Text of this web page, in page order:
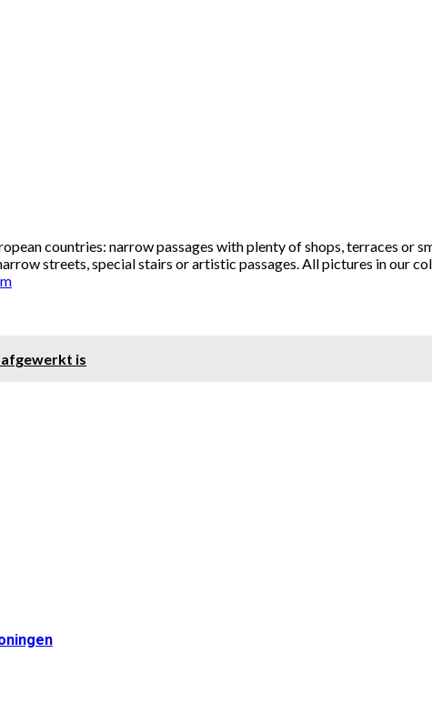
countries: narrow passages with plenty of shops, terraces or
streets, special stairs or artistic passages. All pictures in our
afgewerkt is